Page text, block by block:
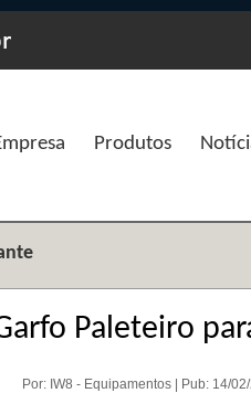
Produtos
Paleteiro
Por: IW8 - Equipamentos | Pub: 14/